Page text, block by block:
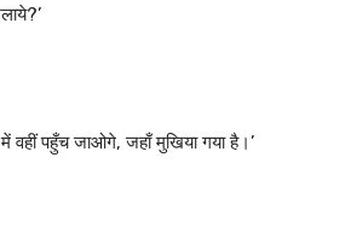
पहुँच जाओगे, जहाँ मुखिया गया है।’